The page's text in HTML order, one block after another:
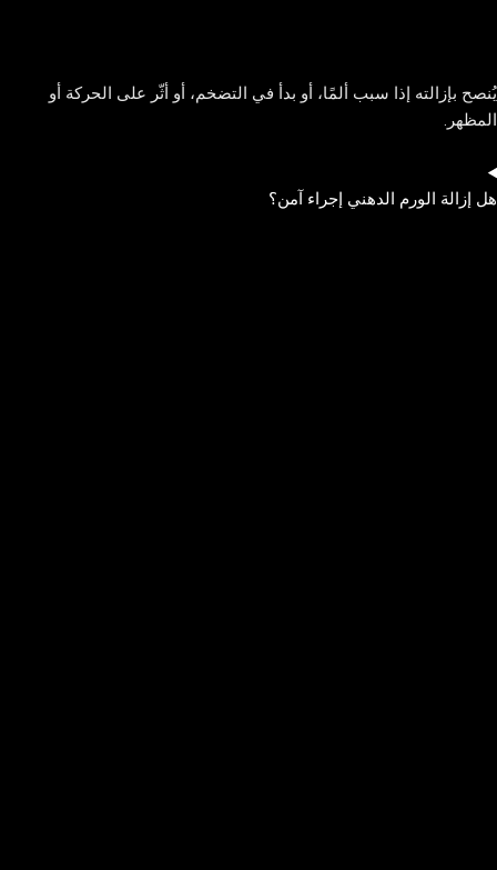
يُنصح بإزالته إذا سبب ألمًا، أو بدأ في التضخم، أو أثّر على الحركة أو
المظهر.
هل إزالة الورم الدهني إجراء آمن؟